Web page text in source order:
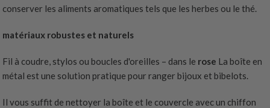
conserver les aliments aromatiques tels que les herbes ou le thé.
matériaux robustes et naturels
Fil à coudre, stylos ou boucles d'oreilles – dans le rose La boîte en
métal est une solution pratique pour ranger bijoux et bibelots.
Il vous suffit de nettoyer la boîte et le couvercle avec un chiffon